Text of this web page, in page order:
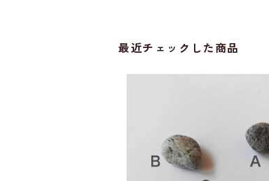
最近チェックした商品